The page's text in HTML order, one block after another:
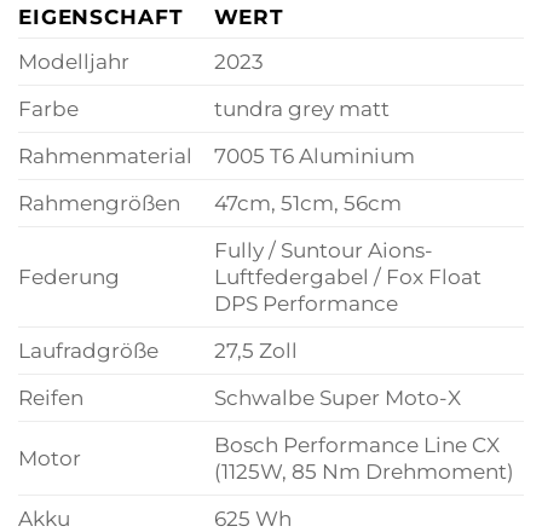
EIGENSCHAFT
WERT
Modelljahr
2023
Farbe
tundra grey matt
Rahmenmaterial
7005 T6 Aluminium
Rahmengrößen
47cm, 51cm, 56cm
Federung
Fully / Suntour Aions-
Luftfedergabel / Fox Float
DPS Performance
Laufradgröße
27,5 Zoll
Reifen
Schwalbe Super Moto-X
Motor
Bosch Performance Line CX
(1125W, 85 Nm Drehmoment)
Akku
625 Wh